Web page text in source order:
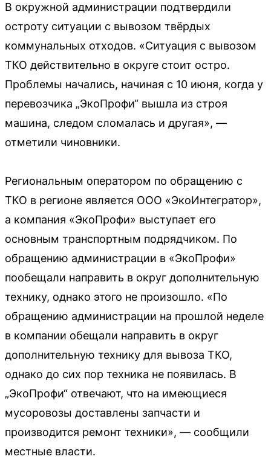
В окружной администрации подтвердили
остроту ситуации с вывозом твёрдых
коммунальных отходов. «Ситуация с вывозом
ТКО действительно в округе стоит остро.
Проблемы начались, начиная с 10 июня, когда у
перевозчика „ЭкоПрофи“ вышла из строя
машина, следом сломалась и другая», —
отметили чиновники.
Региональным оператором по обращению с
ТКО в регионе является ООО «ЭкоИнтегратор»,
а компания «ЭкоПрофи» выступает его
основным транспортным подрядчиком. По
обращению администрации в «ЭкоПрофи»
пообещали направить в округ дополнительную
технику, однако этого не произошло. «По
обращению администрации на прошлой неделе
в компании обещали направить в округ
дополнительную технику для вывоза ТКО,
однако до сих пор техника не появилась. В
„ЭкоПрофи“ отвечают, что на имеющиеся
мусоровозы доставлены запчасти и
производится ремонт техники», — сообщили
местные власти.